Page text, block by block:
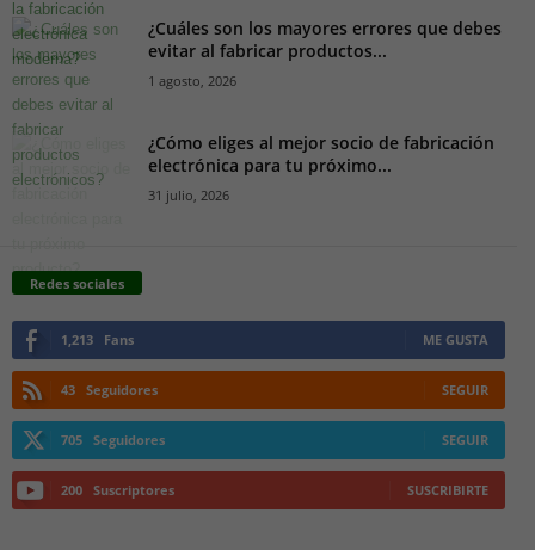
¿Cuáles son los mayores errores que debes
evitar al fabricar productos...
1 agosto, 2026
¿Cómo eliges al mejor socio de fabricación
electrónica para tu próximo...
31 julio, 2026
Redes sociales
1,213 Fans ME GUSTA
43 Seguidores SEGUIR
705 Seguidores SEGUIR
200 Suscriptores SUSCRIBIRTE